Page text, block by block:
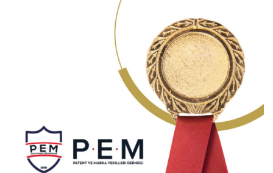
ÖDÜLÜ
IÇIN